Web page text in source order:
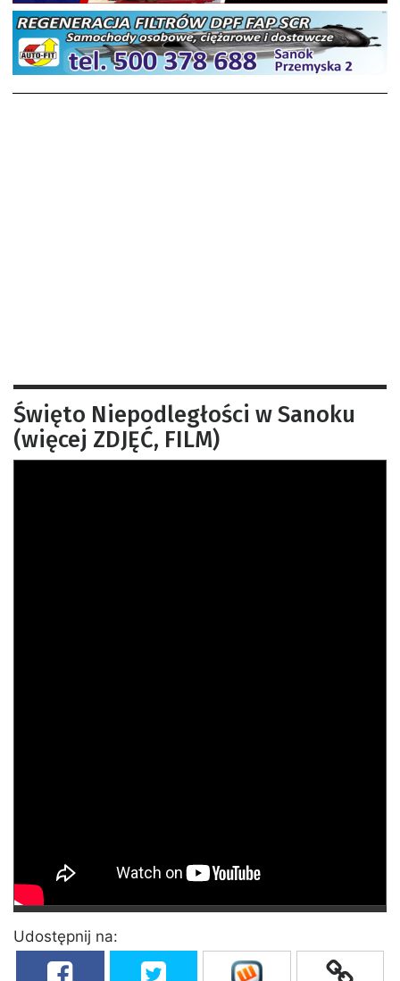
Święto Niepodległości w Sanoku
(więcej ZDJĘĆ, FILM)
Udostępnij na: